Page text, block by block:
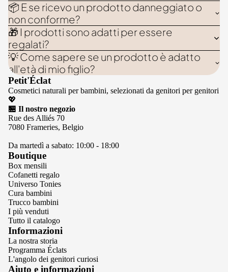
📦 E se ricevo un prodotto danneggiato o
non conforme?
🎁 I prodotti sono adatti per essere
regalati?
💡 Come sapere se un prodotto è adatto
all'età di mio figlio?
Petit'Éclat
Cosmetici naturali per bambini, selezionati da genitori per genitori
💖
🏪 Il nostro negozio
Rue des Alliés 70
7080 Frameries, Belgio
Da martedì a sabato: 10:00 - 18:00
Boutique
Box mensili
Cofanetti regalo
Universo Tonies
Cura bambini
Trucco bambini
I più venduti
Tutto il catalogo
Informazioni
La nostra storia
Programma Éclats
L'angolo dei genitori curiosi
Aiuto e informazioni
Informativa sulla privacy